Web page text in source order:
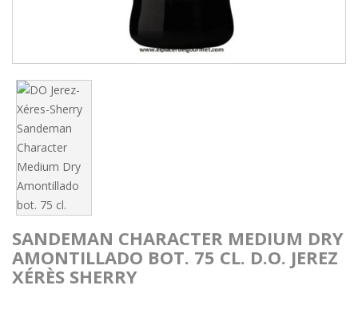
SANDEMAN CHARACTER MEDIUM DRY
AMONTILLADO BOT. 75 CL. D.O. JEREZ
XÉRÈS SHERRY